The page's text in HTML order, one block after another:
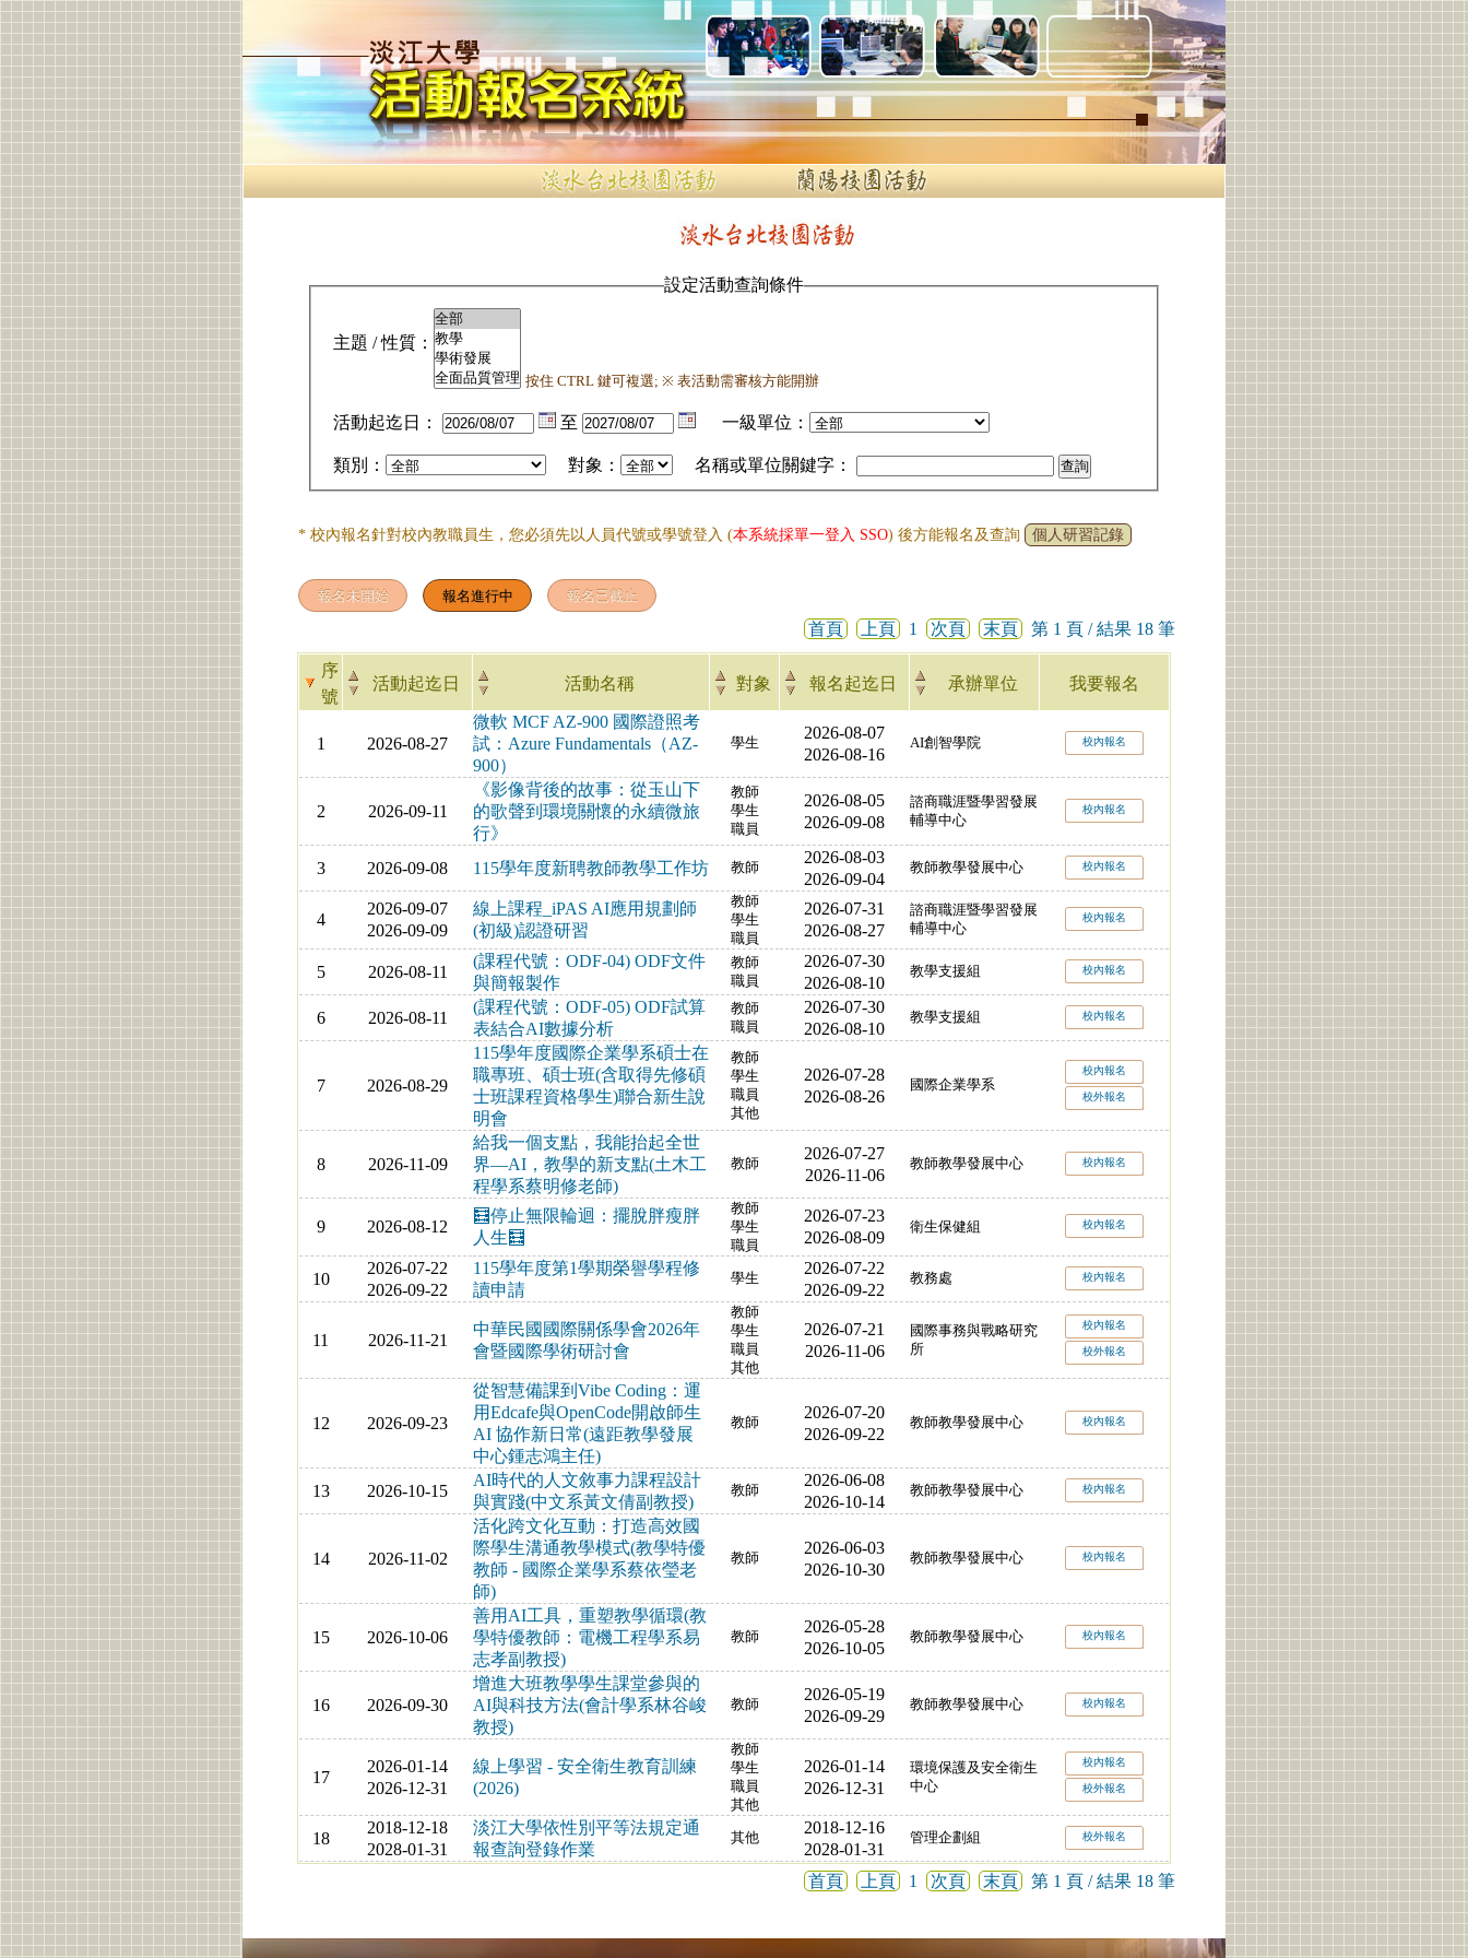
設定活動查詢條件
主題 / 性質：
按住 CTRL 鍵可複選; ※ 表活動需審核方能開辦
活動起迄日： 至 一級單位：
類別： 對象： 名稱或單位關鍵字：
* 校內報名針對校內教職員生，您必須先以人員代號或學號登入 (本系統採單一登入 SSO) 後方能報名及查詢 個人研習記錄
首頁 上頁 1 次頁 末頁 第 1 頁 / 結果 18 筆
序
號
活動起迄日 活動名稱 對象 報名起迄日 承辦單位 我要報名
1 2026-08-27
微軟 MCF AZ-900 國際證照考
試：Azure Fundamentals（AZ-
900）
學生
2026-08-07
2026-08-16
AI創智學院 校內報名
2 2026-09-11
《影像背後的故事：從玉山下
的歌聲到環境關懷的永續微旅
行》
教師
學生
職員
2026-08-05
2026-09-08
諮商職涯暨學習發展
輔導中心
校內報名
3 2026-09-08 115學年度新聘教師教學工作坊 教師
2026-08-03
2026-09-04
教師教學發展中心 校內報名
4
2026-09-07
2026-09-09
線上課程_iPAS AI應用規劃師
(初級)認證研習
教師
學生
職員
2026-07-31
2026-08-27
諮商職涯暨學習發展
輔導中心
校內報名
5 2026-08-11
(課程代號：ODF-04) ODF文件
與簡報製作
教師
職員
2026-07-30
2026-08-10
教學支援組 校內報名
6 2026-08-11
(課程代號：ODF-05) ODF試算
表結合AI數據分析
教師
職員
2026-07-30
2026-08-10
教學支援組 校內報名
7 2026-08-29
115學年度國際企業學系碩士在
職專班、碩士班(含取得先修碩
士班課程資格學生)聯合新生說
明會
教師
學生
職員
其他
2026-07-28
2026-08-26
國際企業學系
校內報名
校外報名
8 2026-11-09
給我一個支點，我能抬起全世
界—AI，教學的新支點(土木工
程學系蔡明修老師)
教師
2026-07-27
2026-11-06
教師教學發展中心 校內報名
9 2026-08-12
🧮停止無限輪迴：擺脫胖瘦胖
人生🧮
教師
學生
職員
2026-07-23
2026-08-09
衛生保健組 校內報名
10
2026-07-22
2026-09-22
115學年度第1學期榮譽學程修
讀申請
學生
2026-07-22
2026-09-22
教務處 校內報名
11 2026-11-21
中華民國國際關係學會2026年
會暨國際學術研討會
教師
學生
職員
其他
2026-07-21
2026-11-06
國際事務與戰略研究
所
校內報名
校外報名
12 2026-09-23
從智慧備課到Vibe Coding：運
用Edcafe與OpenCode開啟師生
AI 協作新日常(遠距教學發展
中心鍾志鴻主任)
教師
2026-07-20
2026-09-22
教師教學發展中心 校內報名
13 2026-10-15
AI時代的人文敘事力課程設計
與實踐(中文系黃文倩副教授)
教師
2026-06-08
2026-10-14
教師教學發展中心 校內報名
14 2026-11-02
活化跨文化互動：打造高效國
際學生溝通教學模式(教學特優
教師 - 國際企業學系蔡依瑩老
師)
教師
2026-06-03
2026-10-30
教師教學發展中心 校內報名
15 2026-10-06
善用AI工具，重塑教學循環(教
學特優教師：電機工程學系易
志孝副教授)
教師
2026-05-28
2026-10-05
教師教學發展中心 校內報名
16 2026-09-30
增進大班教學學生課堂參與的
AI與科技方法(會計學系林谷峻
教授)
教師
2026-05-19
2026-09-29
教師教學發展中心 校內報名
17
2026-01-14
2026-12-31
線上學習 - 安全衛生教育訓練
(2026)
教師
學生
職員
其他
2026-01-14
2026-12-31
環境保護及安全衛生
中心
校內報名
校外報名
18
2018-12-18
2028-01-31
淡江大學依性別平等法規定通
報查詢登錄作業
其他
2018-12-16
2028-01-31
管理企劃組 校外報名
首頁 上頁 1 次頁 末頁 第 1 頁 / 結果 18 筆